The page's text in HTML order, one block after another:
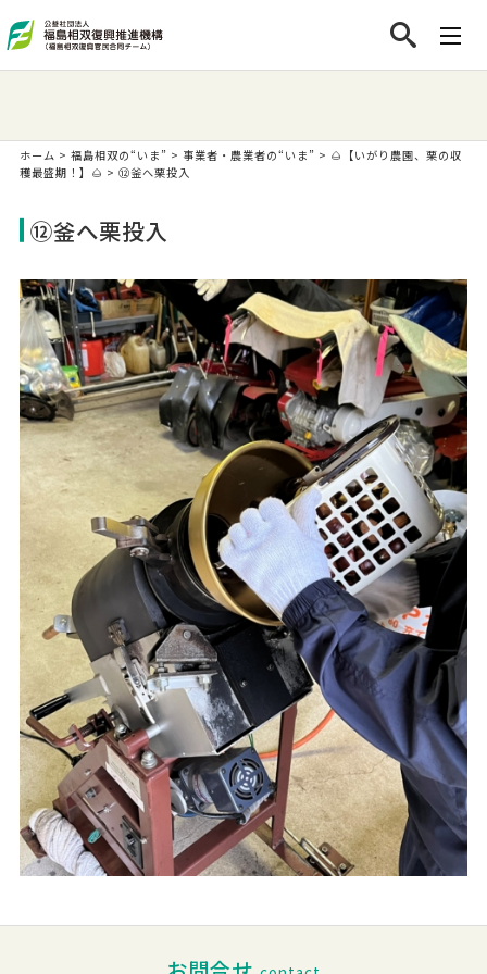
ホーム > 福島相双の“いま” > 事業者・農業者の“いま” > 🌰【いがり農園、栗の収
穫最盛期！】🌰 > ⑫釜へ栗投入
⑫釜へ栗投入